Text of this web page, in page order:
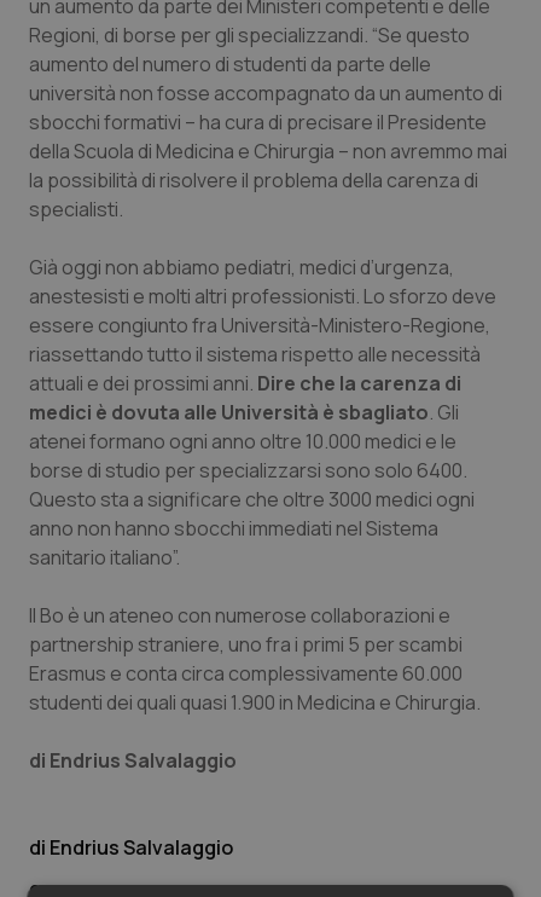
Puglia
Sardegna
Sicilia
Umbria
Valle D’Aosta
Veneto
Malattie rare
Malattia di Crohn & Rettocolite Ulcerosa
Neuroscienze & patologie neurodegenerative
Oftalmologia
Oncodermatologia
Oncoematologia
Oncologia & Nutrizione
Psoriasi & pelle
Quotidiano Cardiologia
Quotidiano Chirurgia
Rene & patologie urogenitali
un aumento da parte dei Ministeri competenti e delle
Regioni, di borse per gli specializzandi. “Se questo
aumento del numero di studenti da parte delle
università non fosse accompagnato da un aumento di
sbocchi formativi – ha cura di precisare il Presidente
della Scuola di Medicina e Chirurgia – non avremmo mai
la possibilità di risolvere il problema della carenza di
specialisti.
Già oggi non abbiamo pediatri, medici d’urgenza,
anestesisti e molti altri professionisti. Lo sforzo deve
essere congiunto fra Università-Ministero-Regione,
riassettando tutto il sistema rispetto alle necessità
attuali e dei prossimi anni. Dire che la carenza di
medici è dovuta alle Università è sbagliato. Gli
atenei formano ogni anno oltre 10.000 medici e le
borse di studio per specializzarsi sono solo 6400.
Questo sta a significare che oltre 3000 medici ogni
anno non hanno sbocchi immediati nel Sistema
sanitario italiano”.
Il Bo è un ateneo con numerose collaborazioni e
partnership straniere, uno fra i primi 5 per scambi
Erasmus e conta circa complessivamente 60.000
studenti dei quali quasi 1.900 in Medicina e Chirurgia.
di Endrius Salvalaggio
Endrius Salvalaggio